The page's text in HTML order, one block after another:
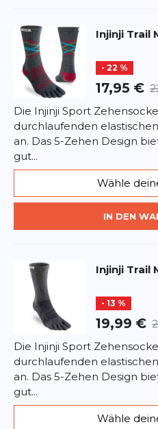
Injinji Trail
- 22 %
17,95 €
Die Injinji Sport
durchlaufenden
an. Das 5-Zehen Design
gut...
Wähle
IN DEN
Injinji Trail
- 13 %
19,99 €
Die Injinji Sport
durchlaufenden
an. Das 5-Zehen Design
gut...
Wähle